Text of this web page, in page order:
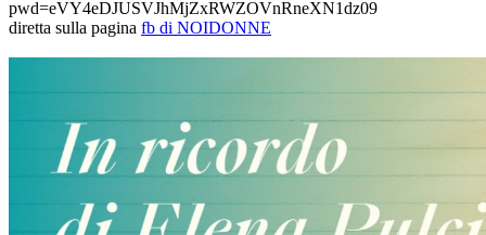
pwd=eVY4eDJUSVJhMjZxRWZOVnRneXN1dz09
diretta sulla pagina fb di NOIDONNE